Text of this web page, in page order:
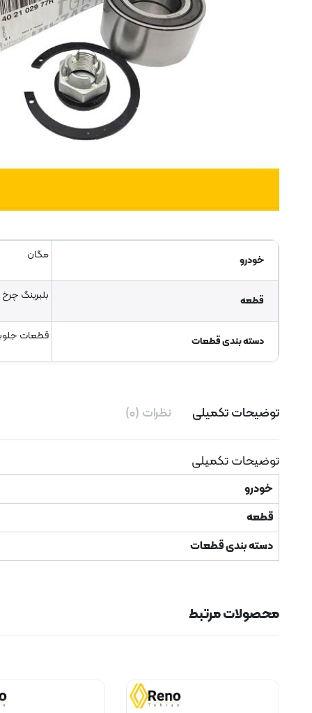
خودرو مگان
قطعه بلبرینگ
دسته بندی قطعات قطعات
توضیحات تکمیلی نظرات (۰)
توضیحات تکمیلی
خودرو
قطعه
دسته بندی قطعات
محصولات مرتبط